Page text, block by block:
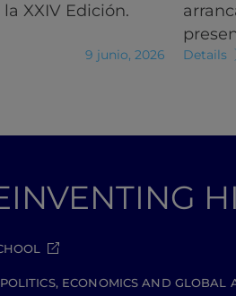
XXIV Edición.
9 junio, 2026 Details
ECONOMICS AND GLOBAL